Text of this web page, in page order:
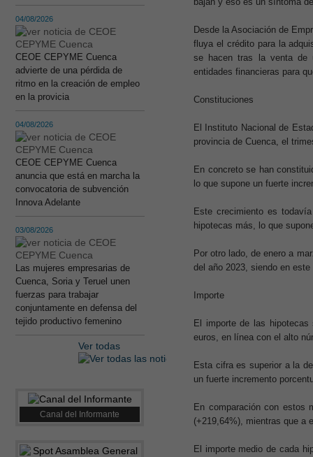
04/08/2026
CEOE CEPYME Cuenca
advierte de una pérdida de
ritmo en la creación de empleo
en la provicia
04/08/2026
CEOE CEPYME Cuenca
anuncia que está en marcha la
convocatoria de subvención
Innova Adelante
03/08/2026
Las mujeres empresarias de
Cuenca, Soria y Teruel unen
fuerzas para trabajar
conjuntamente en defensa del
tejido productivo femenino
Ver todas
Canal del Informante
Desde la Asociación de
fluya el crédito para la
se hacen tras la venta de
entidades financieras para
Constituciones
El Instituto Nacional de
provincia de Cuenca, el
En concreto se han
lo que supone un fuerte
Este crecimiento es
hipotecas más, lo que
Por otro lado, de enero a
del año 2023, siendo en
Importe
El importe de las
euros, en línea con el alto
Esta cifra es superior a la
un fuerte incremento
En comparación con estos
(+219,64%), mientras que a
El importe medio de cada